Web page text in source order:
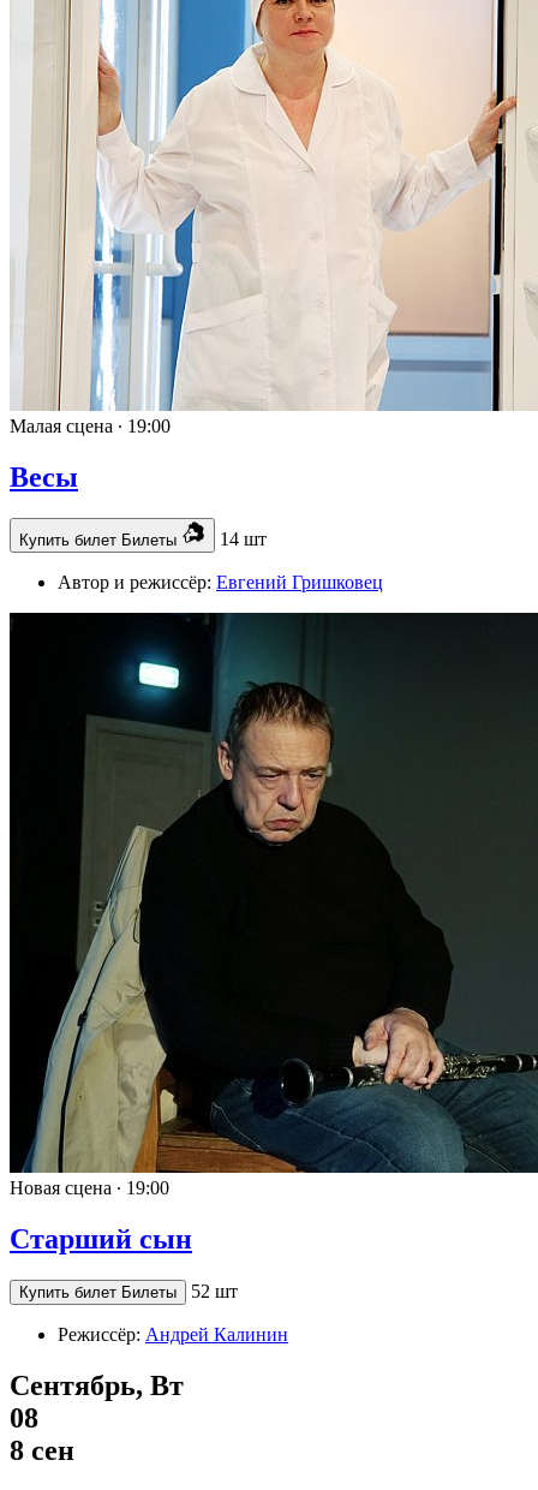
Малая сцена ∙ 19:00
Весы
Купить билет Билеты 14 шт
Автор и режиссёр: Евгений Гришковец
Новая сцена ∙ 19:00
Старший сын
Купить билет Билеты 52 шт
Режиссёр: Андрей Калинин
Сентябрь, Вт
08
8 сен